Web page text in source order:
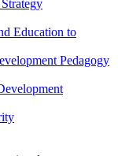
Education to
Pedagogy